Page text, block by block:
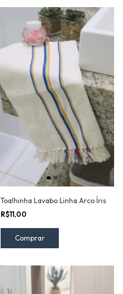
Toalhinha Lavabo Linha Arco Íris
R$11,00